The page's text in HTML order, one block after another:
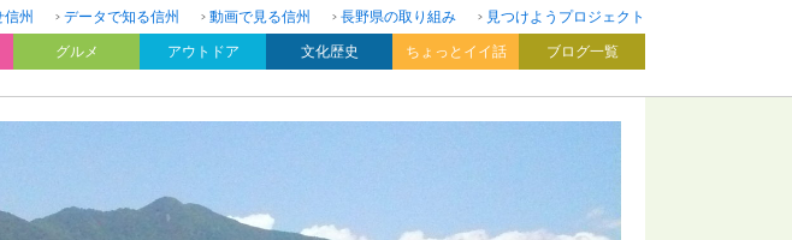
信州 データで知る信州 動画で見る信州 長野県の取り組み
見つけようプロジェクト
グルメ アウトドア 文化歴史 ちょっとイイ話 ブログ一覧